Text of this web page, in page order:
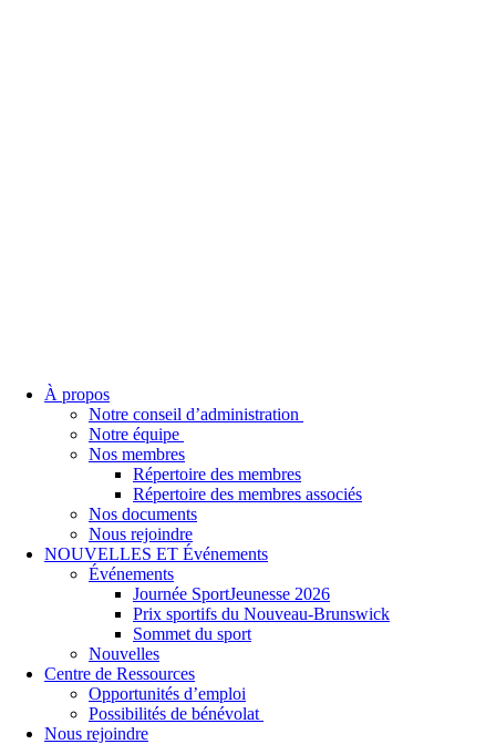
À propos
Notre conseil d’administration
Notre équipe
Nos membres
Répertoire des membres
Répertoire des membres associés
Nos documents
Nous rejoindre
NOUVELLES ET Événements
Événements
Journée SportJeunesse 2026
Prix sportifs du Nouveau-Brunswick
Sommet du sport
Nouvelles
Centre de Ressources
Opportunités d’emploi
Possibilités de bénévolat
Nous rejoindre